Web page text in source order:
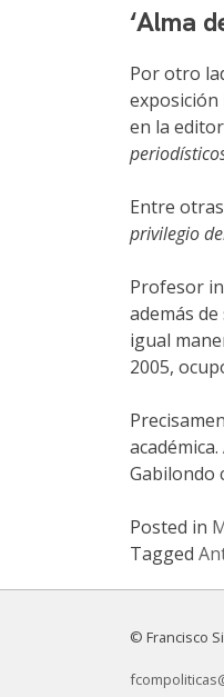
‘Alma
Por otro
en la
Entre
privilegio
Profesor
además
igual
2005,
Gabilondo
Posted in
Tagged
© Francisco